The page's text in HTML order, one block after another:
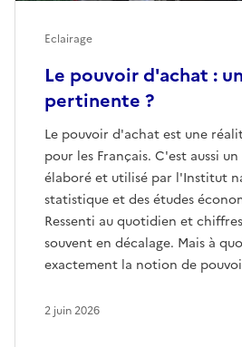
Le pouvoir d'achat :
pertinente ?
Le pouvoir d'achat est une
pour les Français. C'est aussi
élaboré et utilisé par l'Institut
statistique et des études
Ressenti au quotidien et
souvent en décalage. Mais à
exactement la notion de
Eclairage
2 juin 2026